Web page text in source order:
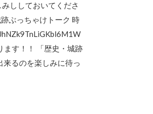
ししておいてくださ
ぶっちゃけトーク 時
ます！！ 「歴史・城跡
来るのを楽しみに待っ